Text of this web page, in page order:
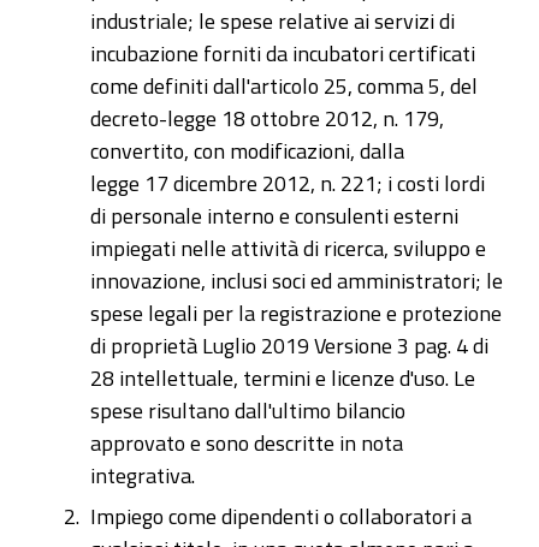
industriale; le spese relative ai servizi di
incubazione forniti da incubatori certificati
come definiti dall'articolo 25, comma 5, del
decreto-legge 18 ottobre 2012, n. 179,
convertito, con modificazioni, dalla
legge 17 dicembre 2012, n. 221; i costi lordi
di personale interno e consulenti esterni
impiegati nelle attività di ricerca, sviluppo e
innovazione, inclusi soci ed amministratori; le
spese legali per la registrazione e protezione
di proprietà Luglio 2019 Versione 3 pag. 4 di
28 intellettuale, termini e licenze d'uso. Le
spese risultano dall'ultimo bilancio
approvato e sono descritte in nota
integrativa.
Impiego come dipendenti o collaboratori a